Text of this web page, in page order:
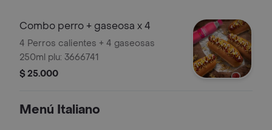
Combo perro + gaseosa x 4
4 Perros calientes + 4 gaseosas
250ml plu: 3666741
$ 25.000
Menú Italiano